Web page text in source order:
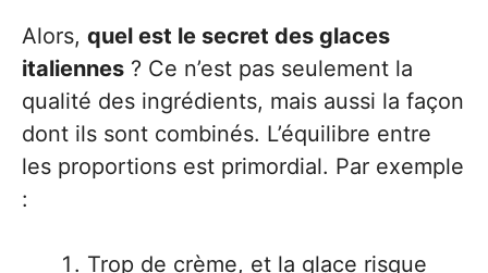
Alors, quel est le secret des glaces
italiennes ? Ce n’est pas seulement la
qualité des ingrédients, mais aussi la façon
dont ils sont combinés. L’équilibre entre
les proportions est primordial. Par exemple
:
Trop de crème, et la glace risque